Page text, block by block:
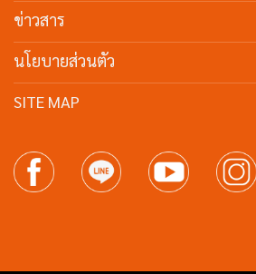
ข่าวสาร
นโยบายส่วนตัว
SITE MAP